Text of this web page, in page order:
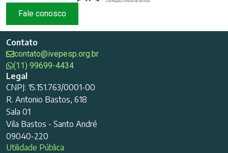
Fale conosco
Contato
contato@ivepesp.org.br
(11) 99699-4434
Legal
CNPJ: 15.151.763/0001-00
R. Antonio Bastos, 618
Sala 01
Vila Bastos - Santo André
09040-220
Utilidade Pública